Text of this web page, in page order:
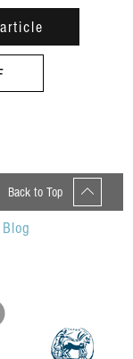
Back to Top